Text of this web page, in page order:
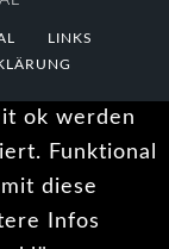
LINKS
ok werden
Funktional
diese
Infos